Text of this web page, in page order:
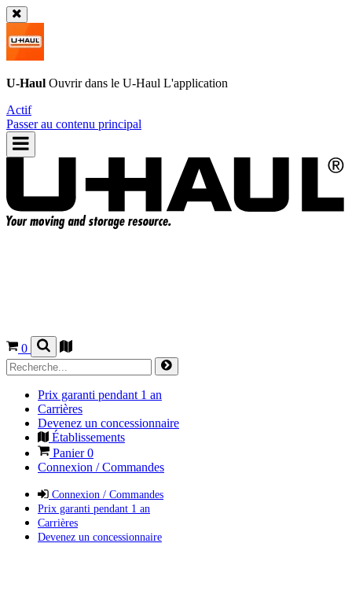
U-Haul Ouvrir dans le U-Haul L'application
Actif
Passer au contenu principal
0
Prix garanti pendant 1 an
Carrières
Devenez un concessionnaire
Établissements
Panier0
Connexion / Commandes
Connexion / Commandes
Prix garanti pendant 1 an
Carrières
Devenez un concessionnaire